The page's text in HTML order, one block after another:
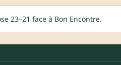
23–21 face à Bon Encontre.